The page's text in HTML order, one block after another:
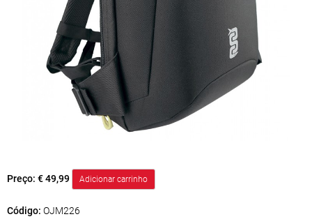
Preço: € 49,99
Código: OJM226